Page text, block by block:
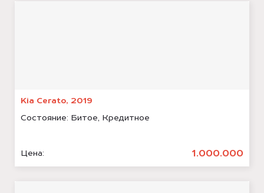
Kia Cerato, 2019
Состояние: Битое, Кредитное
Цена: 1.000.000